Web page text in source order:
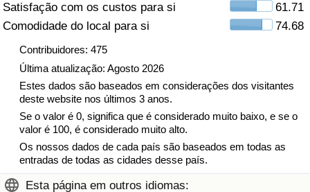
Satisfação com os custos para si
61.71
Comodidade do local para si
74.68
Contribuidores: 475
Última atualização: Agosto 2026
Estes dados são baseados em considerações dos visitantes
deste website nos últimos 3 anos.
Se o valor é 0, significa que é considerado muito baixo, e se o
valor é 100, é considerado muito alto.
Os nossos dados de cada país são baseados em todas as
entradas de todas as cidades desse país.
Esta página em outros idiomas:
Indicador de Saúde por País
Poluição
Indicador de Poluição (Atual)
Índice de poluição
Indicador de Poluição por País
Trânsito